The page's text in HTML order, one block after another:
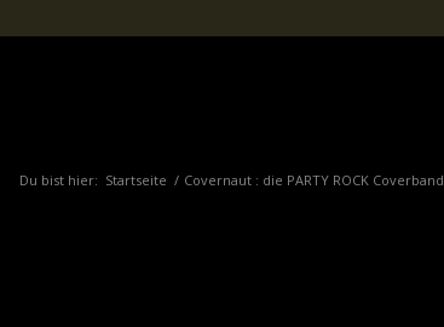
Du bist hier: Startseite / Covernaut : die PARTY ROCK Coverband